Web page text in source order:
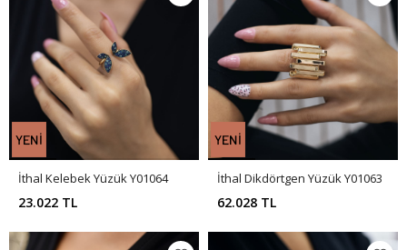
İthal Kelebek Yüzük Y01064
23.022 TL
İthal Dikdörtgen Yüzük Y01063
62.028 TL